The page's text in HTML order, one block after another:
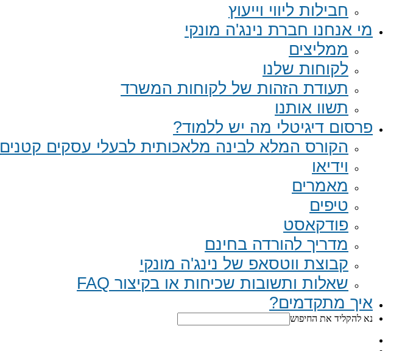
חבילות ליווי וייעוץ
מי אנחנו חברת נינג'ה מונקי
ממליצים
לקוחות שלנו
תעודת הזהות של לקוחות המשרד
תשוו אותנו
פרסום דיגיטלי מה יש ללמוד?
הקורס המלא לבינה מלאכותית לבעלי עסקים קטנים
וידיאו
מאמרים
טיפים
פודקאסט
מדריך להורדה בחינם
קבוצת ווטסאפ של נינג'ה מונקי​
שאלות ותשובות שכיחות או בקיצור FAQ
איך מתקדמים?
נא להקליד את החיפוש